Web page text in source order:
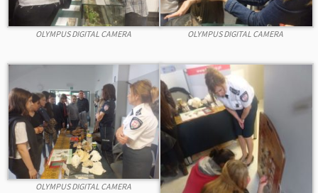
OLYMPUS DIGITAL CAMERA OLYMPUS DIGITAL CAMERA
OLYMPUS DIGITAL CAMERA